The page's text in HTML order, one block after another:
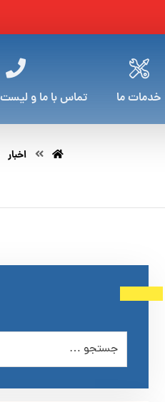
خدمات ما تماس با ما و لیست
اخبار